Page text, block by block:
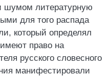
шумом литературную
для того распада
который определял
право на
русского словесного
манифестировали